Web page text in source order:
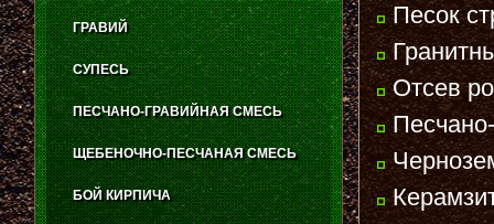
Песок
Отсев
ГРАВИЙ
СУПЕСЬ
ПЕСЧАНО-ГРАВИЙНАЯ СМЕСЬ
ЩЕБЕНОЧНО-ПЕСЧАНАЯ СМЕСЬ
БОЙ КИРПИЧА